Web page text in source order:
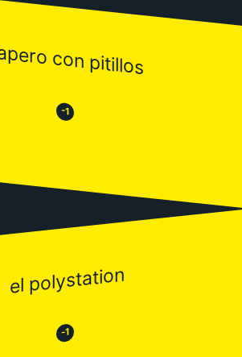
con pitillos
😒 -1 😂
el polystation
😒 -1 😂